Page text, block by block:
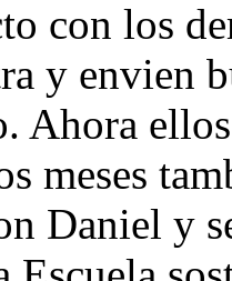
con los
y envien
Ahora
meses
Daniel y